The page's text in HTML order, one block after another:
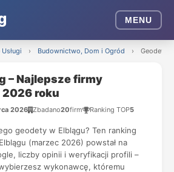
MENU
› Budownictwo, Dom i Ogród › Geodeta
– Najlepsze firmy
roku
2026 Zbadano20firm Ranking TOP5
geodety w Elblągu? Ten ranking
(marzec 2026) powstał na
liczby opinii i weryfikacji profili –
wykonawcę, któremu